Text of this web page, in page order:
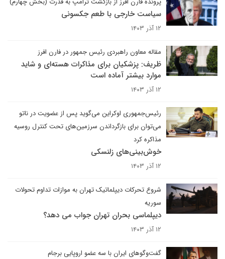
سیاست خارجی با طعم جکسونی
۱۲ آذر ۱۴۰۳
مقاله معاون راهبردی رئیس جمهور در فارن افرز
ظریف: پزشکیان برای مذاکرات هسته‌ای و شاید
موارد بیشتر آماده است
۱۲ آذر ۱۴۰۳
رئیس‌جمهوری اوکراین می‌گوید پس از عضویت در ناتو
می‌توان برای بازگرداندن سرزمین‌های تحت کنترل روسیه
مذاکره کرد
خوش‌بینی‌های زلنسکی
۱۲ آذر ۱۴۰۳
شروع تحرکات دیپلماتیک تهران به موازات تداوم تحولات
سوریه
دیپلماسی بحران تهران جواب می دهد؟
۱۲ آذر ۱۴۰۳
گفت‌وگوهای ایران با سه عضو اروپایی برجام